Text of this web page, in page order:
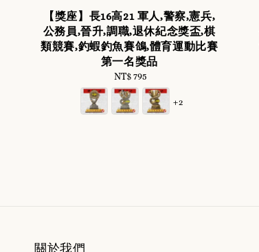
【獎座】長16高21 軍人,警察,憲兵,
公務員,晉升,調職,退休紀念獎盃,棋
類競賽,釣蝦釣魚賽鴿,體育運動比賽
第一名獎品
Regular
price
NT$ 795
+2
關於我們